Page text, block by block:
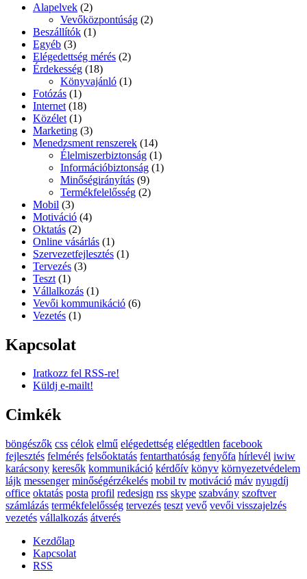
Alapelvek (2)
Vevőközpontúság (2)
Beszállítók (1)
Egyéb (3)
Elégedettség mérés (2)
Érdekesség (18)
Könyvajánló (1)
Fotózás (1)
Internet (18)
Közélet (1)
Marketing (3)
Menedzsment renszerek (14)
Élelmiszerbiztonság (1)
Információbiztonság (1)
Minőségirányítás (9)
Termékfelelősség (2)
Mobil (3)
Motiváció (4)
Oktatás (2)
Online vásárlás (1)
Szervezetfejlesztés (1)
Tervezés (3)
Teszt (1)
Vállalkozás (1)
Vevői kommunikáció (6)
Vezetés (1)
Kapcsolat
Iratkozz fel RSS-re!
Küldj e-mailt!
Cimkék
böngészők css célok elmű elégedettség elégedtlen facebook
fejlesztés felmérés felsőoktatás fentarthatóság fenyőfa hírlevél iwiw
karácsony keresők kommunikáció kérdőív könyv környezetvédelem
lájk messenger minőségérzékelés mobil tv motiváció máv nyugdíj
office oktatás posta profil redesign rss skype szabvány szoftver
számlázás termékfelelősség tervezés teszt vevő vevői visszajelzés
vezetés vállalkozás átverés
Kezdőlap
Kapcsolat
RSS